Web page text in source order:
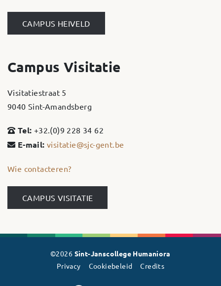
CAMPUS HEIVELD
Campus Visitatie
Visitatiestraat 5
9040 Sint-Amandsberg
Tel: +32.(0)9 228 34 62
E-mail: visitatie@sjc-gent.be
Wie contacteren?
CAMPUS VISITATIE
©2026 Sint-Janscollege Humaniora
Privacy
Cookiebeleid Credits